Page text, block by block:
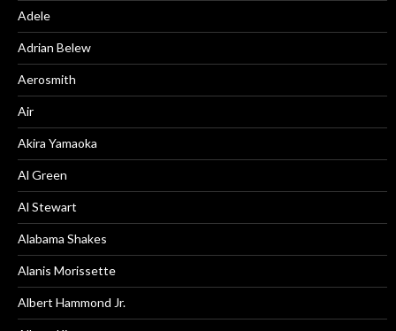
Adele
Adrian Belew
Aerosmith
Air
Akira Yamaoka
Al Green
Al Stewart
Alabama Shakes
Alanis Morissette
Albert Hammond Jr.